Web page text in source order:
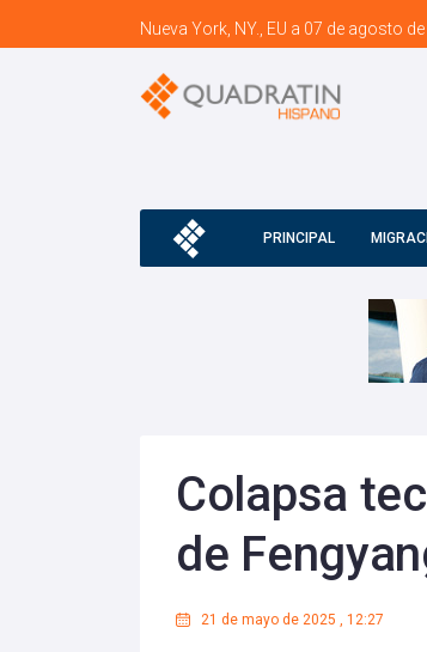
Nueva York, NY., EU a 07 de agosto
PRINCIPAL
Colapsa
de
21 de mayo de 2025 , 12:27